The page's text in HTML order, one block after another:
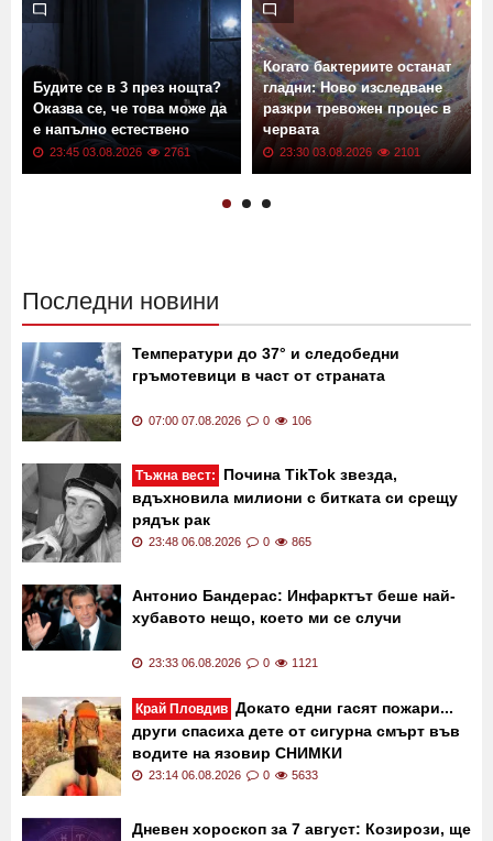
Будите се в 3 през нощта?
Оказва се, че това може да
е напълно естествено
23:45 03.08.2026 2761
Когато бактериите останат
гладни: Ново изследване
разкри тревожен процес в
червата
23:30 03.08.2026 2101
Последни новини
Температури до 37° и следобедни
гръмотевици в част от страната
07:00 07.08.2026 0 106
Тъжна вест:
Почина TikTok звезда,
вдъхновила милиони с битката си срещу
рядък рак
23:48 06.08.2026 0 865
Антонио Бандерас: Инфарктът беше най-
хубавото нещо, което ми се случи
23:33 06.08.2026 0 1121
Край Пловдив Докато едни гасят пожари...
други спасиха дете от сигурна смърт във
водите на язовир СНИМКИ
23:14 06.08.2026 0 5633
Дневен хороскоп за 7 август: Козирози, ще